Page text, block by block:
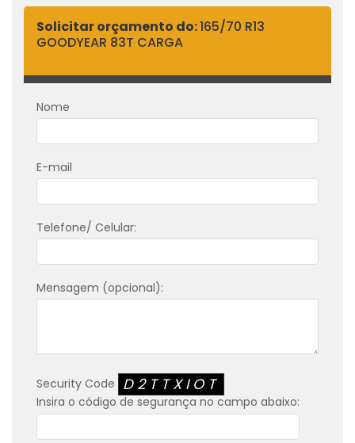
Solicitar orçamento do:165/70 R13
GOODYEAR 83T CARGA
Nome
E-mail
Telefone/ Celular:
Mensagem (opcional):
Security Code D2TTXIOT
Insira o código de segurança no campo abaixo: